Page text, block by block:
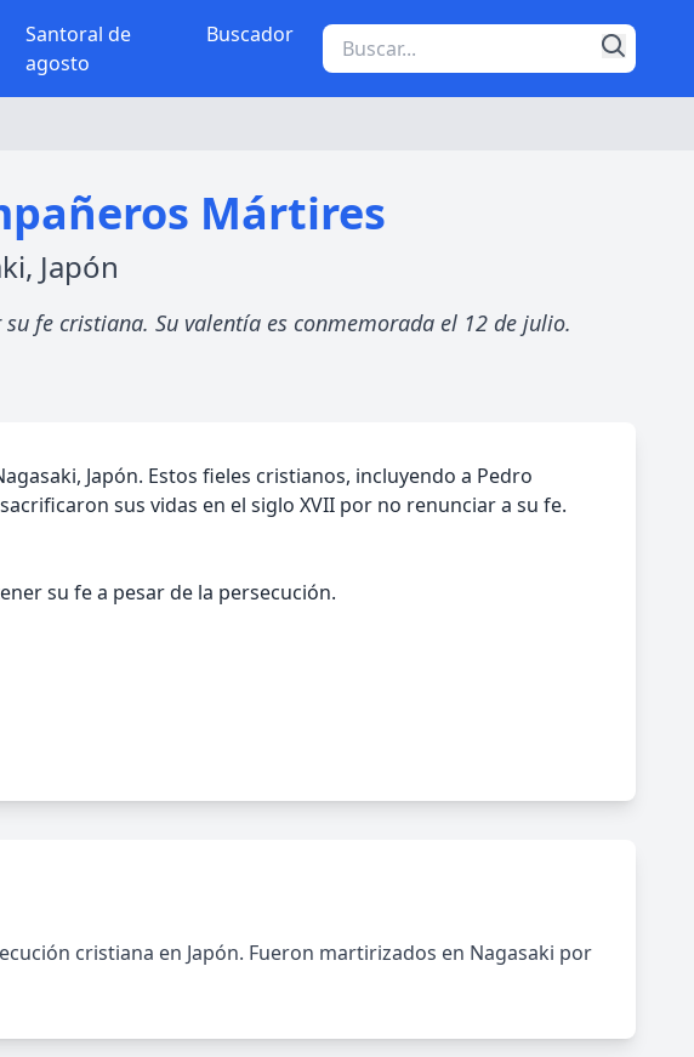
Santoral de
agosto
Buscador
Mártires
Japón
fe cristiana. Su valentía es conmemorada el 12 de julio.
Japón. Estos fieles cristianos, incluyendo a Pedro
sus vidas en el siglo XVII por no renunciar a su fe.
su fe a pesar de la persecución.
cristiana en Japón. Fueron martirizados en Nagasaki por